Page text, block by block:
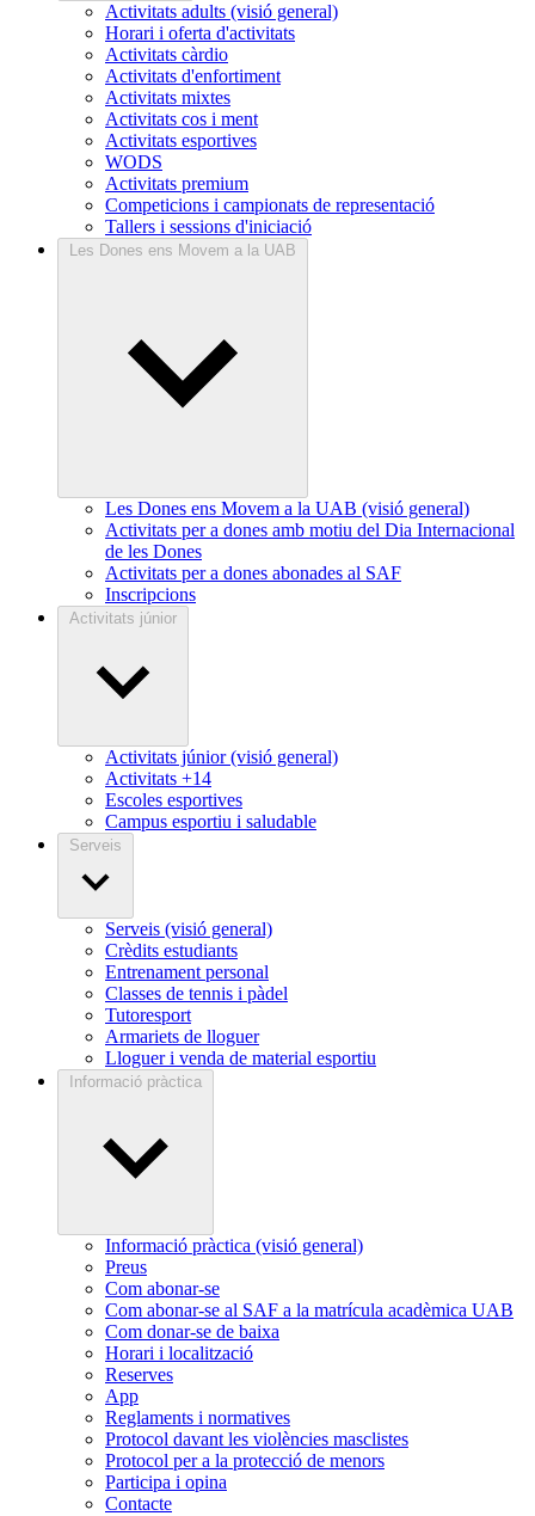
Activitats adults (visió general)
Horari i oferta d'activitats
Activitats càrdio
Activitats d'enfortiment
Activitats mixtes
Activitats cos i ment
Activitats esportives
WODS
Activitats premium
Competicions i campionats de representació
Tallers i sessions d'iniciació
Les Dones ens Movem a la UAB
Les Dones ens Movem a la UAB (visió general)
Activitats per a dones amb motiu del Dia Internacional
de les Dones
Activitats per a dones abonades al SAF
Inscripcions
Activitats júnior
Activitats júnior (visió general)
Activitats +14
Escoles esportives
Campus esportiu i saludable
Serveis
Serveis (visió general)
Crèdits estudiants
Entrenament personal
Classes de tennis i pàdel
Tutoresport
Armariets de lloguer
Lloguer i venda de material esportiu
Informació pràctica
Informació pràctica (visió general)
Preus
Com abonar-se
Com abonar-se al SAF a la matrícula acadèmica UAB
Com donar-se de baixa
Horari i localització
Reserves
App
Reglaments i normatives
Protocol davant les violències masclistes
Protocol per a la protecció de menors
Participa i opina
Contacte